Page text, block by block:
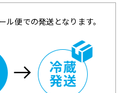
便での発送となります。